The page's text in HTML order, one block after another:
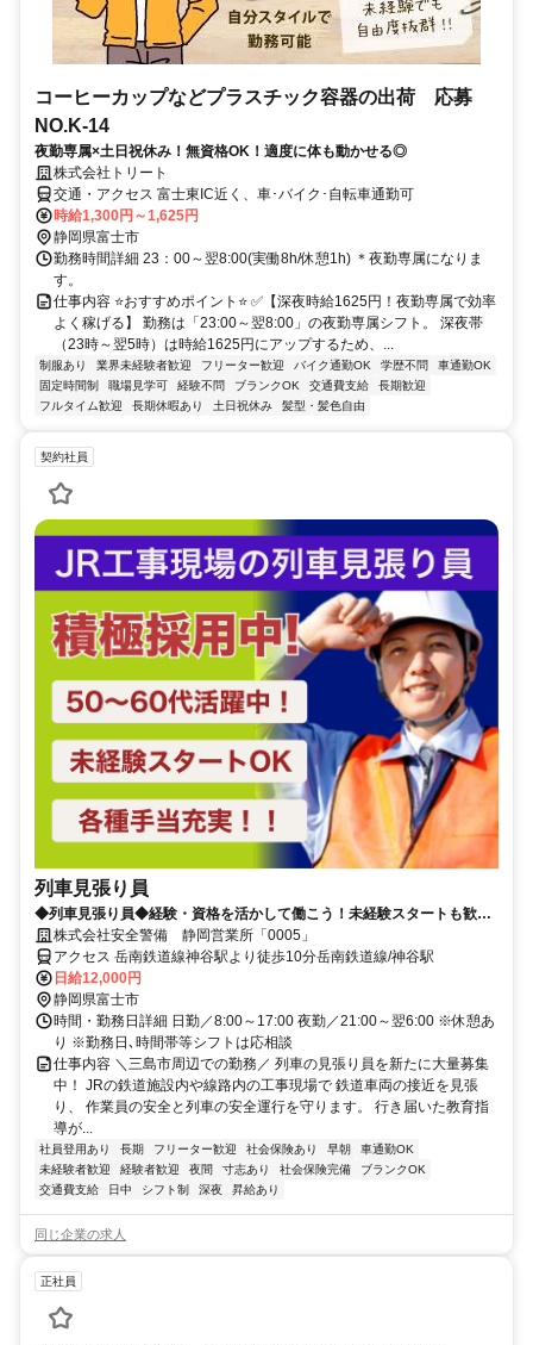
コーヒーカップなどプラスチック容器の出荷 応募
NO.K-14
夜勤専属×土日祝休み！無資格OK！適度に体も動かせる◎
株式会社トリート
交通・アクセス 富士東IC近く、車･バイク･自転車通勤可
時給1,300円～1,625円
静岡県富士市
勤務時間詳細 23：00～翌8:00(実働8h/休憩1h) ＊夜勤専属になりま
す。
仕事内容 ⭐おすすめポイント⭐ ✅【深夜時給1625円！夜勤専属で効率
よく稼げる】 勤務は「23:00～翌8:00」の夜勤専属シフト。 深夜帯
（23時～翌5時）は時給1625円にアップするため、...
制服あり 業界未経験者歓迎 フリーター歓迎 バイク通勤OK 学歴不問
車通勤OK
固定時間制
職場見学可 経験不問 ブランクOK 交通費支給
長期歓迎
フルタイム歓迎
長期休暇あり 土日祝休み 髪型・髪色自由
契約社員
列車見張り員
◆列車見張り員◆経験・資格を活かして働こう！未経験スタートも歓迎
◎中高年活躍中！
株式会社安全警備 静岡営業所「0005」
アクセス 岳南鉄道線神谷駅より徒歩10分岳南鉄道線/神谷駅
日給12,000円
静岡県富士市
時間・勤務日詳細 日勤／8:00～17:00 夜勤／21:00～翌6:00 ※休憩あ
り ※勤務日､時間帯等シフトは応相談
仕事内容 ＼三島市周辺での勤務／ 列車の見張り員を新たに大量募集
中！ JRの鉄道施設内や線路内の工事現場で 鉄道車両の接近を見張
り、 作業員の安全と列車の安全運行を守ります。 行き届いた教育指
導が...
社員登用あり 長期 フリーター歓迎 社会保険あり 早朝
車通勤OK
未経験者歓迎
経験者歓迎 夜間 寸志あり 社会保険完備
ブランクOK
交通費支給
日中 シフト制 深夜 昇給あり
同じ企業の求人
正社員